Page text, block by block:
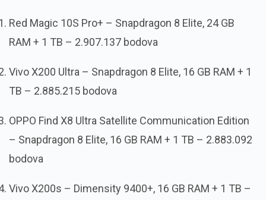
Red Magic 10S Pro+ – Snapdragon 8 Elite, 24 GB
RAM + 1 TB – 2.907.137 bodova
Vivo X200 Ultra – Snapdragon 8 Elite, 16 GB RAM + 1
TB – 2.885.215 bodova
OPPO Find X8 Ultra Satellite Communication Edition
– Snapdragon 8 Elite, 16 GB RAM + 1 TB – 2.883.092
bodova
Vivo X200s – Dimensity 9400+, 16 GB RAM + 1 TB –